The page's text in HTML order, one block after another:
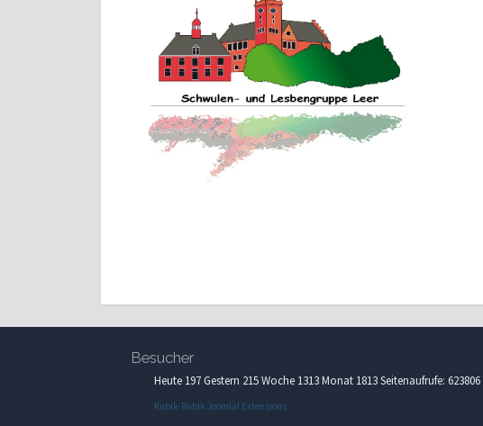
Besucher
Heute 197 Gestern 215 Woche 1313 Monat 1813 Seitenaufrufe: 623806
Kubik-Rubik Joomla! Extensions